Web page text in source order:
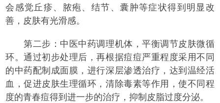
会感觉丘疹、脓疱、结节、囊肿等症状得到明显改
善，皮肤有光滑感。
第二步：中医中药调理机体，平衡调节皮肤微循
环。通过初步处理后，再根据痘痘严重程度采用不同
的中药配制成面膜，进行深层渗透治疗，达到温经活
血，促进皮肤生理循环，清除毒素等作用，使不同程
度的青春痘得到进一步的治疗，抑制皮脂过度分泌。